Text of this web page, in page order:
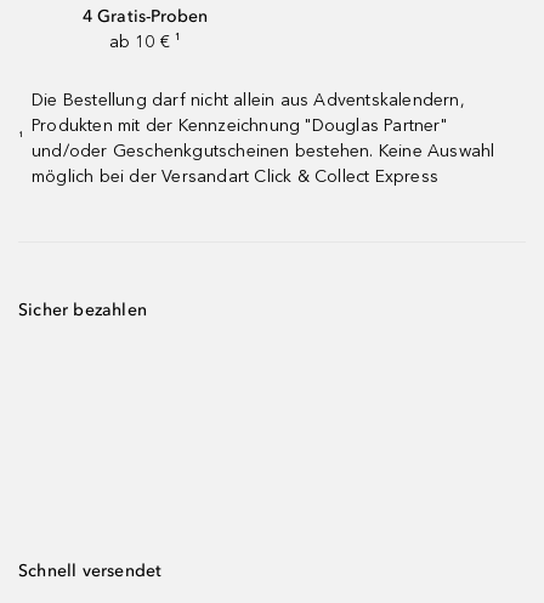
4 Gratis-Proben
ab 10 € ¹
¹
Die Bestellung darf nicht allein aus Adventskalendern,
Produkten mit der Kennzeichnung "Douglas Partner"
und/oder Geschenkgutscheinen bestehen. Keine Auswahl
möglich bei der Versandart Click & Collect Express
Sicher bezahlen
Schnell versendet